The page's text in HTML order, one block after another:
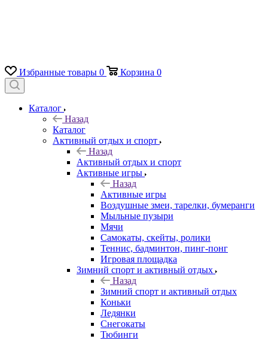
Избранные товары 0 Корзина 0
Каталог
Назад
Каталог
Активный отдых и спорт
Назад
Активный отдых и спорт
Активные игры
Назад
Активные игры
Воздушные змеи, тарелки, бумеранги
Мыльные пузыри
Мячи
Самокаты, скейты, ролики
Теннис, бадминтон, пинг-понг
Игровая площадка
Зимний спорт и активный отдых
Назад
Зимний спорт и активный отдых
Коньки
Ледянки
Снегокаты
Тюбинги